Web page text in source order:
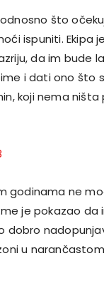
što
ispuniti. Ekipa je
da im bude
i dati ono što
koji nema ništa
godinama ne
je pokazao da
dobro
u narančastom